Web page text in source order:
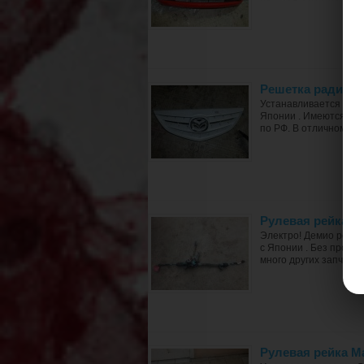
Решетка
Устанавливается
Японии . Имеются
по РФ. В отличном
Рулевая рейка
Электро! Демио
с Японии . Без
много других
Рулевая рейка